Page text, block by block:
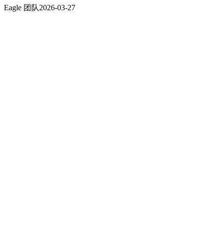
Eagle 团队2026-03-27